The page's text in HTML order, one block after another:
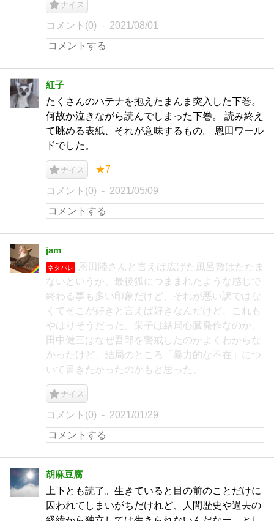
ナイス
コメント(0) 2021/08/01
紅子
たくさんのハテナを抱えたまんま突入した下巻。
何故か泣きながら読んでしまった下巻。 読み終え
て眺める表紙、それが意味するもの。 恩田ワール
ドでした。
ナイス ★7
コメント(0) 2021/05/09
jam
ネタバレ
恩田陸さんと言えば広げた風呂敷はたたま
ないというか、最後狐につままれたような感じで
終わる事も多い印象だけど、それが悪い訳ではな
くてそこが好きと言えば好きなんだけど、これも
やはりそうだった。栄子は結局心臓発作なのか、
田中健三はなぜ吾郎を警戒したのかよくわからな
かったけど、結局のところ「暴力的な不在」につ
いて書きたかったのかもと思った。
ナイス
コメント(0) 2021/01/29
胡麻豆腐
上下とも読了。生きていると目の前のことだけに
囚われてしまいがちだけれど、人間歴史や過去の